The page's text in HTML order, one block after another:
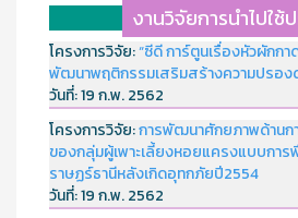
งานวิจัยการนำไปใช้
โครงการวิจัย:“ซีดี การ์ตูนเรื่องหัวผักก
พัฒนาพฤติกรรมเสริมสร้างความปรอง
วันที่:19 ก.พ. 2562
โครงการวิจัย:การพัฒนาศักยภาพด้านก
ของกลุ่มผู้เพาะเลี้ยงหอยแครงแบบการ
ราษฏร์ธานีหลังเกิดอุทกภัยปี2554
วันที่:19 ก.พ. 2562